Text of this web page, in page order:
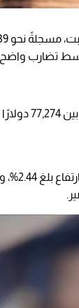
تضارب واضح
على